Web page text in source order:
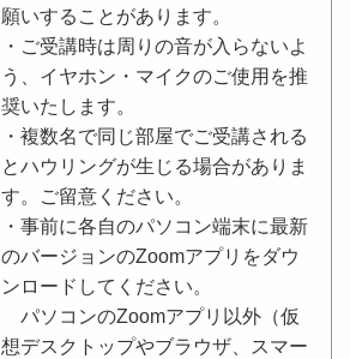
願いすることがあります。
・ご受講時は周りの音が入らないよ
う、イヤホン・マイクのご使用を推
奨いたします。
・複数名で同じ部屋でご受講される
とハウリングが生じる場合がありま
す。ご留意ください。
・事前に各自のパソコン端末に最新
のバージョンのZoomアプリをダウ
ンロードしてください。
パソコンのZoomアプリ以外（仮
想デスクトップやブラウザ、スマー